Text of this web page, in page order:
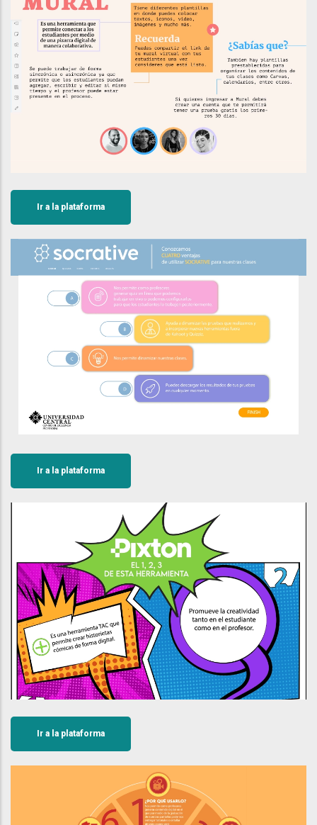
Ir a la plataforma
Ir a la plataforma
Ir a la plataforma